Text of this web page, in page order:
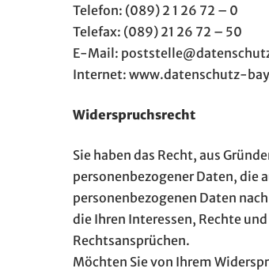
Telefon: (089) 2 1 26 72 – 0
Telefax: (089) 21 26 72 – 50
E-Mail:
Internet: www.datenschutz-
Widerspruchsrecht
Sie haben das Recht, aus
personenbezogener Daten, die
personenbezogenen Daten
die Ihren Interessen, Rechte
Rechtsansprüchen.
Möchten Sie von Ihrem